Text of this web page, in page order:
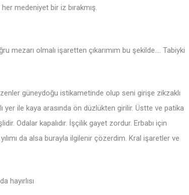
medeniyet bir iz bırakmış.
olmalı işaretten çıkarımım bu şekilde…. Tabiyki
güneydoğu istikametinde olup seni girişe zikzaklı
ile kaya arasında ön düzlükten girilir. Üstte ve patika
Odalar kapalıdır. İşçilik gayet zordur. Erbabı için
da alsa burayla ilgilenir çözerdim. Kral işaretler ve
hayırlısı